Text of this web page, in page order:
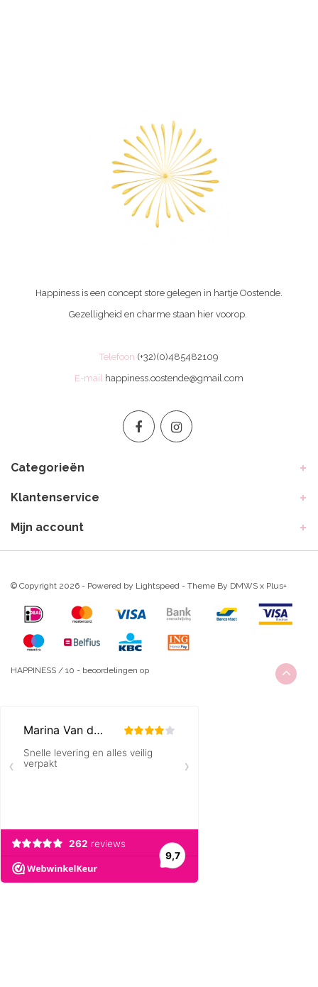
Happiness is een concept store gelegen in hartje Oostende.
Gezelligheid en charme staan hier voorop.
Telefoon (+32)(0)485482109
E-mail happiness.oostende@gmail.com
Categorieën
Klantenservice
Mijn account
© Copyright 2026 - Powered by Lightspeed - Theme By DMWS x Plus+
HAPPINESS / 10 - beoordelingen op